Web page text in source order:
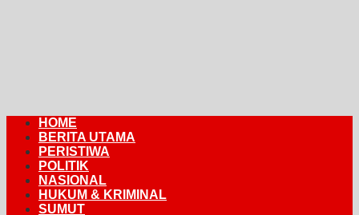
HOME
BERITA UTAMA
PERISTIWA
POLITIK
NASIONAL
HUKUM & KRIMINAL
SUMUT